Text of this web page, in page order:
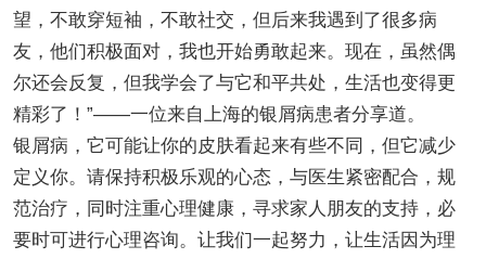
望，不敢穿短袖，不敢社交，但后来我遇到了很多病
友，他们积极面对，我也开始勇敢起来。现在，虽然偶
尔还会反复，但我学会了与它和平共处，生活也变得更
精彩了！”——一位来自上海的银屑病患者分享道。
银屑病，它可能让你的皮肤看起来有些不同，但它减少
定义你。请保持积极乐观的心态，与医生紧密配合，规
范治疗，同时注重心理健康，寻求家人朋友的支持，必
要时可进行心理咨询。让我们一起努力，让生活因为理